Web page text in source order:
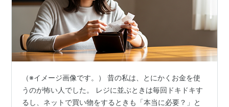
（※イメージ画像です。） 昔の私は、とにかくお金を使
うのが怖い人でした。 レジに並ぶときは毎回ドキドキす
るし、ネットで買い物をするときも「本当に必要？」と